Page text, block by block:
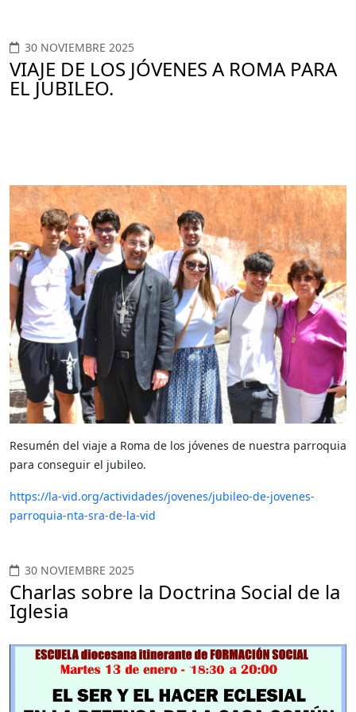
30 NOVIEMBRE 2025
VIAJE DE LOS JÓVENES A ROMA PARA
EL JUBILEO.
Resumén del viaje a Roma de los jóvenes de nuestra parroquia
para conseguir el jubileo.
https://la-vid.org/actividades/jovenes/jubileo-de-jovenes-
parroquia-nta-sra-de-la-vid
30 NOVIEMBRE 2025
Charlas sobre la Doctrina Social de la
Iglesia